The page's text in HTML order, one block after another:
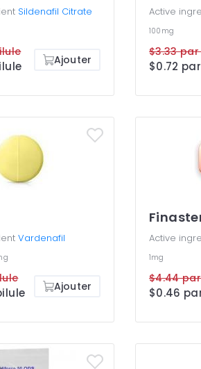
Sildenafil Citrate
Ajouter
Active
100mg
$3.33
$0.72
Vardenafil
Ajouter
Active
1mg
$4.44